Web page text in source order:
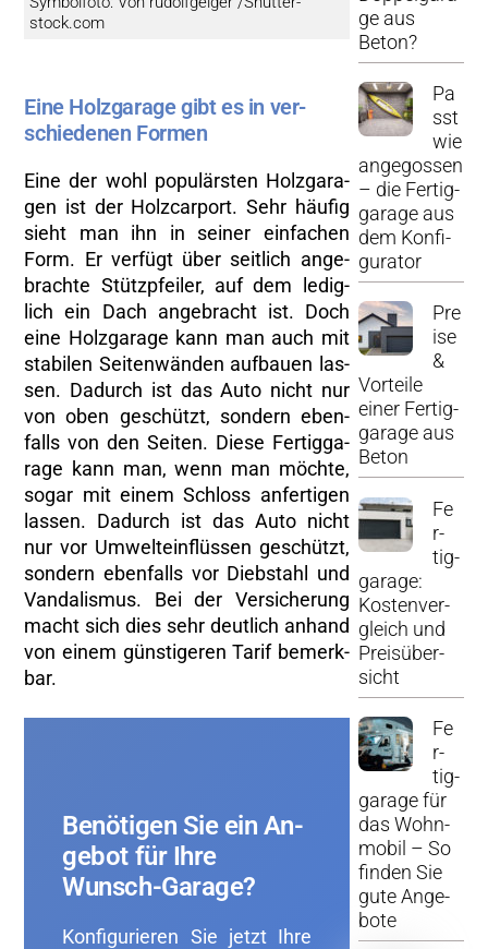
stock.com
Eine Holz­ga­ra­ge gibt es in ver­
schie­de­nen For­men
Eine der wohl po­pu­lärs­ten Holz­ga­ra­
gen ist der Holz­car­port. Sehr häu­fig
sieht man ihn in sei­ner ein­fa­chen
Form. Er ver­fügt über seit­lich an­ge­
brach­te Stütz­pfei­ler, auf dem le­dig­
lich ein Dach an­ge­bracht ist. Doch
eine Holz­ga­ra­ge kann man auch mit
sta­bi­len Sei­ten­wän­den auf­bau­en las­
sen. Da­durch ist das Auto nicht nur
von oben ge­schützt, son­dern eben­
falls von den Sei­ten. Diese Fer­tig­ga­
ra­ge kann man, wenn man möch­te,
sogar mit einem Schloss an­fer­ti­gen
las­sen. Da­durch ist das Auto nicht
nur vor Um­welt­ein­flüs­sen ge­schützt,
son­dern eben­falls vor Dieb­stahl und
Van­da­lis­mus. Bei der Ver­si­che­rung
macht sich dies sehr deut­lich an­hand
von einem güns­ti­ge­ren Tarif be­merk­
bar.
Be­nö­ti­gen Sie ein An­
ge­bot für Ihre
Wunsch-Ga­ra­ge?
Kon­fi­gu­rie­ren Sie jetzt Ihre
ge aus
Beton?
Pa
sst
wie
an­ge­gos­sen
– die Fer­tig­
ga­ra­ge aus
dem Kon­fi­
gu­ra­tor
Pre
i­se
&
Vor­tei­le
einer Fer­tig­
ga­ra­ge aus
Beton
Fe
r­
tig­
ga­ra­ge:
Kos­ten­ver­
gleich und
Preis­über­
sicht
Fe
r­
tig­
ga­ra­ge für
das Wohn­
mo­bil – So
fin­den Sie
gute An­ge­
bo­te